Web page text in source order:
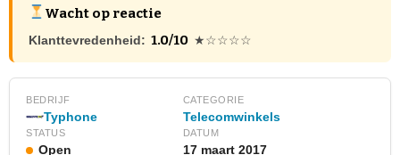
Wacht op reactie
Klanttevredenheid: 1.0/10 ★☆☆☆☆
BEDRIJF
Typhone
CATEGORIE
Telecomwinkels
STATUS
Open
DATUM
17 maart 2017